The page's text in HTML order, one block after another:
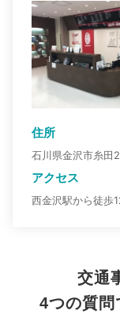
住所
石川県金沢市糸田
アクセス
西金沢駅から徒歩
交通
4つの質問